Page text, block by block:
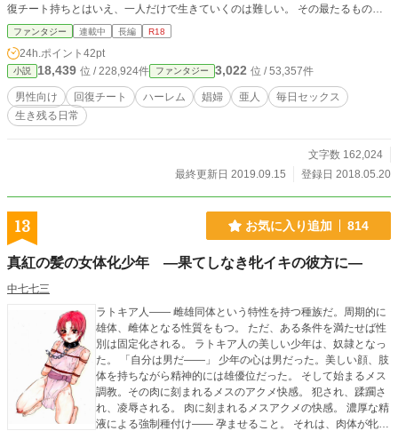
復チート持ちとはいえ、一人だけで生きていくのは難しい。 その最たるもの
が、男と女は定期的にセックスをしないと「死に至る」ということ。 男として
生まれたからには、 童貞だろうが、女性に免疫が無かろうが、女性を抱かねば
明日は無い。 これは、主人公が異世界で今日も自由（スケベ）に生き残る日常
かつ壮大な物語である。 ~~~~~~~~~~~~~~~~~~~~~~~~~~~~~~~~~~~~~~~~~~
~~~~ ＊当作品が好きな方は、ぜひ「★お気に入りに追加」をお願いします！ ＊
なろう系のノクターンノベルズで年間１位（書籍化依頼は辞退済み）を達成して
います。 ＊たまにでも、作品の中身を読みに（１日に１回でOK）きてくれます
ファンタジー 連載中 長編 R18
24h.ポイント 42pt
小説 18,439 位 / 228,924件 ファンタジー 3,022 位 / 53,357件
男性向け 回復チート ハーレム 娼婦 亜人
毎日セックス
生き残る日常
文字数 162,024
最終更新日 2019.09.15
登録日 2018.05.20
13 お気に入り追加 814
真紅の髪の女体化少年 ―果てしなき牝イキの彼方に―
中七七三
ラトキア人―― 雌雄同体という特性を持つ種族だ。周期的に
雄体、雌体となる性質をもつ。 ただ、ある条件を満たせば性
別は固定化される。 ラトキア人の美しい少年は、奴隷となっ
た。 「自分は男だ――」 少年の心は男だった。美しい顔、肢
体を持ちながら精神的には雄優位だった。 そして始まるメス
調教。その肉に刻まれるメスのアクメ快感。 犯され、蹂躙さ
れ、凌辱される。 肉に刻まれるメスアクメの快感。 濃厚な精
液による強制種付け―― 孕ませること。 それは、肉体が牝に